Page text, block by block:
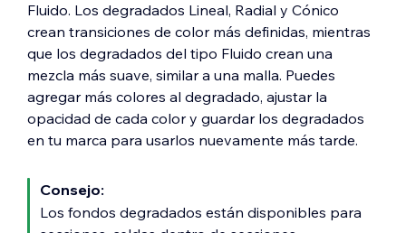
Fluido. Los degradados Lineal, Radial y Cónico
crean transiciones de color más definidas, mientras
que los degradados del tipo Fluido crean una
mezcla más suave, similar a una malla. Puedes
agregar más colores al degradado, ajustar la
opacidad de cada color y guardar los degradados
en tu marca para usarlos nuevamente más tarde.
Consejo:
Los fondos degradados están disponibles para